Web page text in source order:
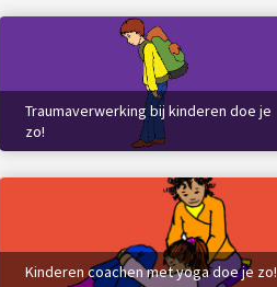
Traumaverwerking bij kinderen doe je
zo!
Kinderen coachen met yoga doe je zo!